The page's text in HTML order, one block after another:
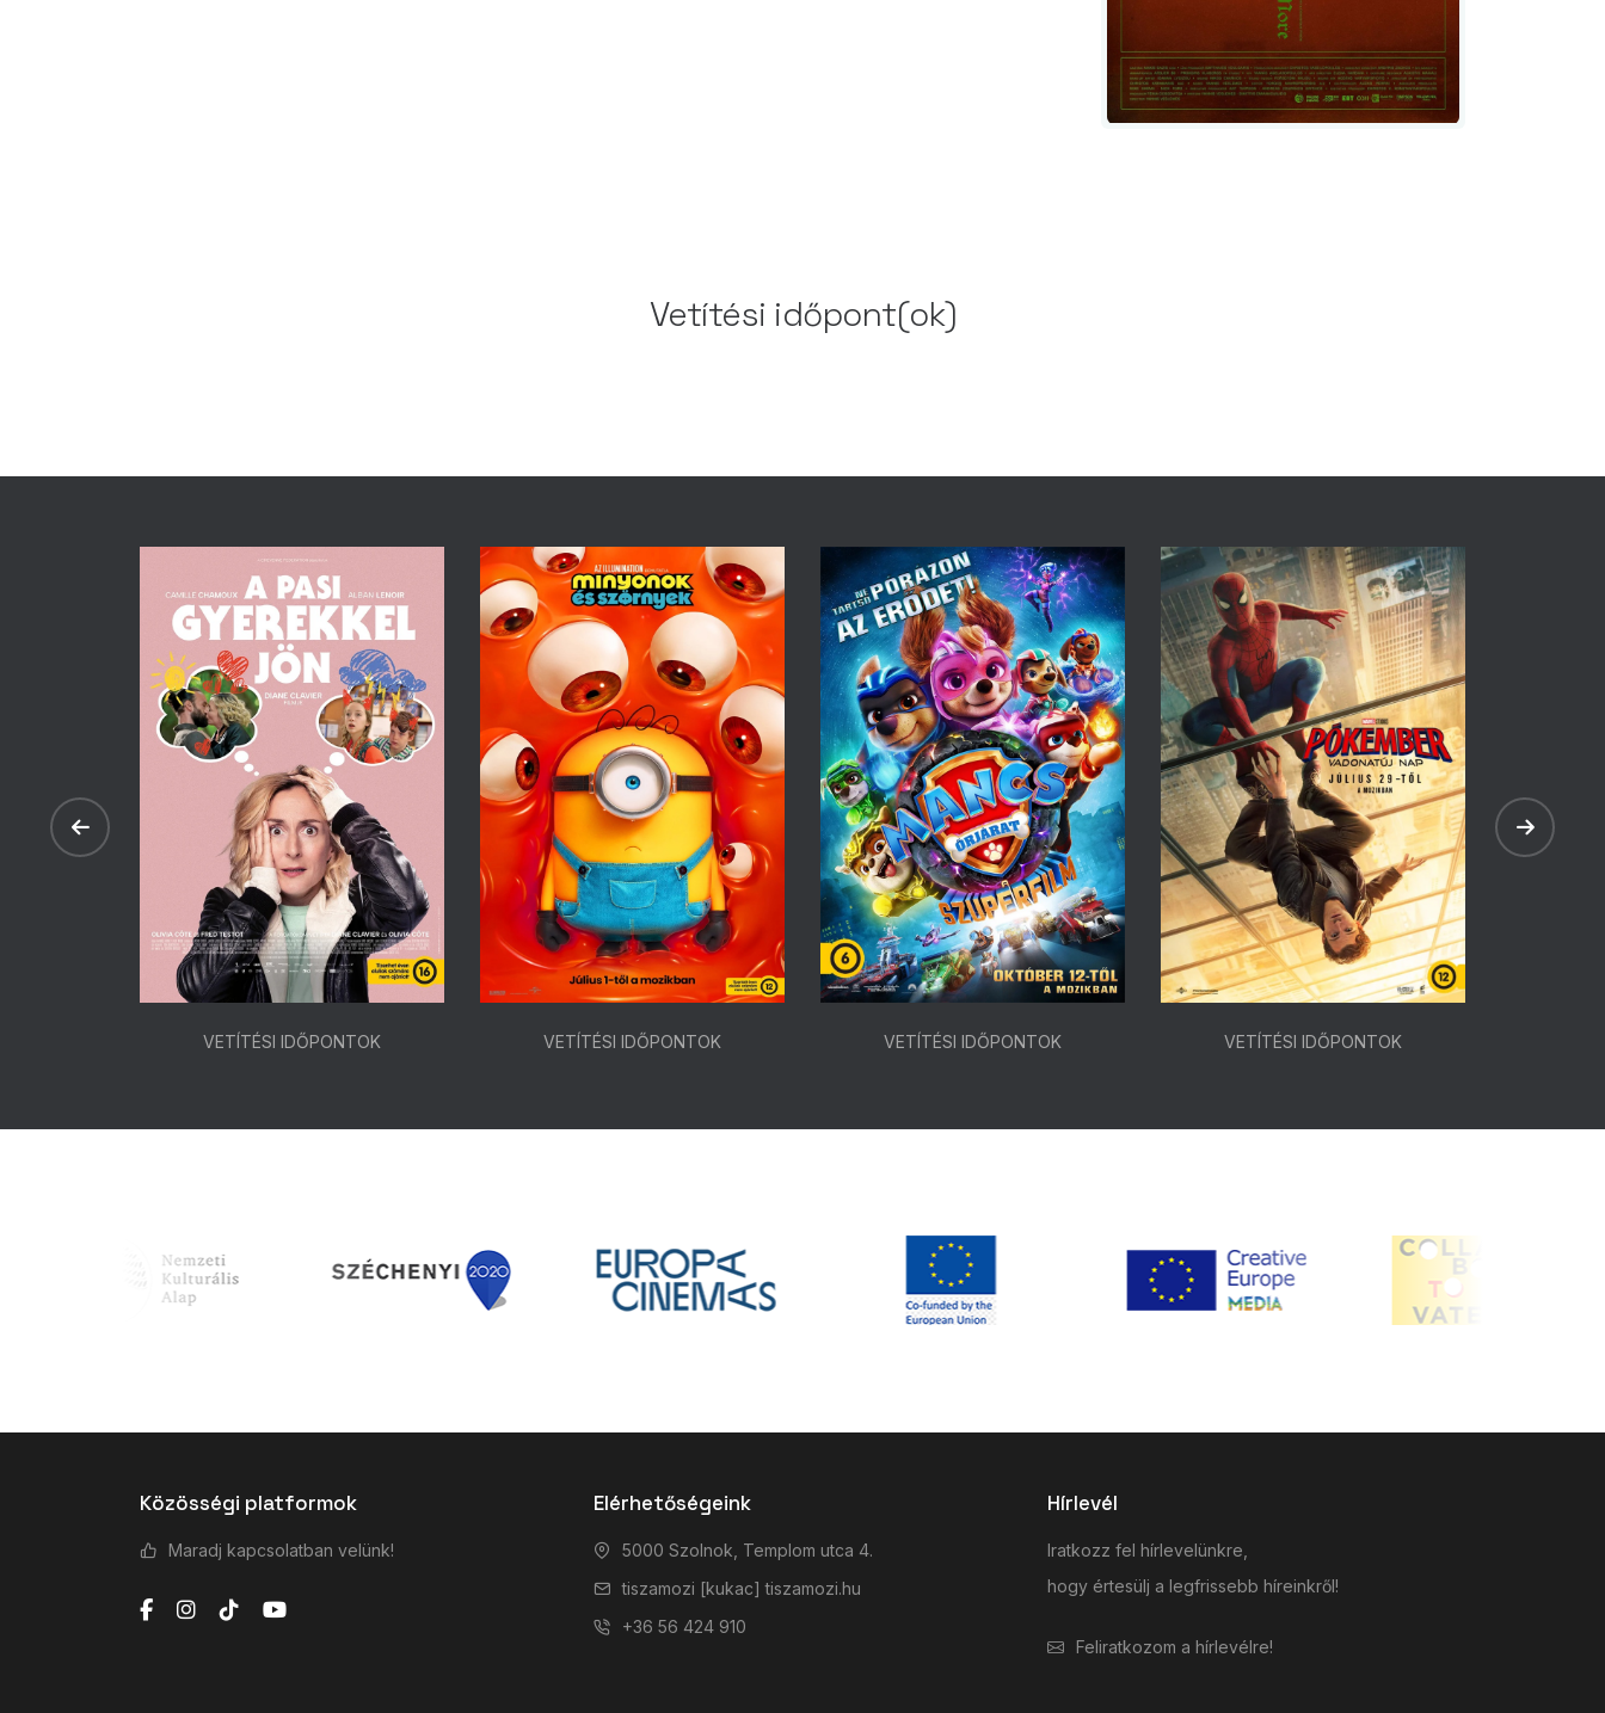
Vetítési időpont(ok)
VETÍTÉSI IDŐPONTOK VETÍTÉSI IDŐPONTOK VETÍTÉSI IDŐPONTOK VETÍTÉSI IDŐPONTOK
Közösségi platformok
Maradj kapcsolatban velünk!
Elérhetőségeink
5000 Szolnok, Templom utca 4.
tiszamozi [kukac] tiszamozi.hu
+36 56 424 910
Hírlevél
Iratkozz fel hírlevelünkre,
hogy értesülj a legfrissebb híreinkről!
Feliratkozom a hírlevélre!